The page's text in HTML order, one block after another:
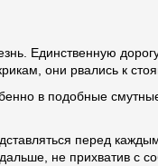
Единственную
они рвались к
в подобные
перед
не прихватив с